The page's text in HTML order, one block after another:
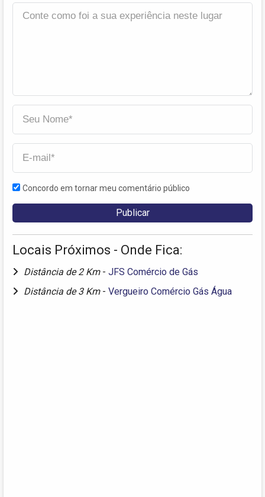
Concordo em tornar meu comentário público
Locais Próximos - Onde Fica:
Distância de 2 Km - JFS Comércio de Gás
Distância de 3 Km - Vergueiro Comércio Gás Água